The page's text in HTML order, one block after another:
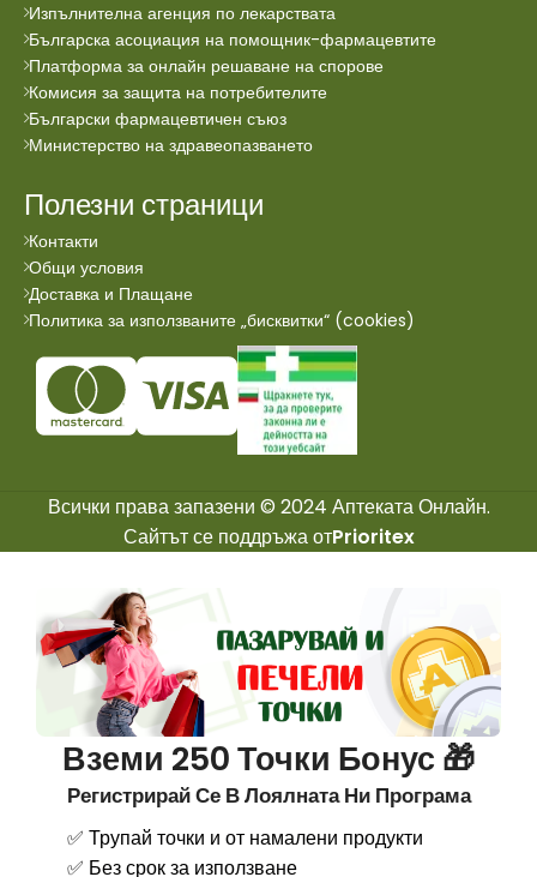
Изпълнителна агенция по лекарствата
Българска асоциация на помощник-фармацевтите
Платформа за онлайн решаване на спорове
Комисия за защита на потребителите
Български фармацевтичен съюз
Министерство на здравеопазването
Полезни страници
Контакти
Общи условия
Доставка и Плащане
Политика за използваните „бисквитки“ (cookies)
Всички права запазени © 2024 Аптеката Онлайн.
Сайтът се поддръжа отPrioritex
Вземи 250 Точки Бонус 🎁
Регистрирай Се В Лоялната Ни Програма
✅ Трупай точки и от намалени продукти
✅ Без срок за използване